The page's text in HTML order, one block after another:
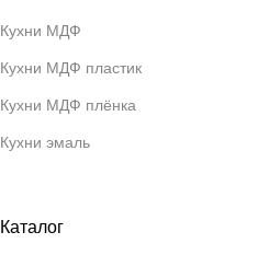
Кухни МДФ
Кухни МДФ пластик
Кухни МДФ плёнка
Кухни эмаль
Каталог